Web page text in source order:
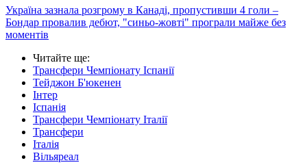
Україна зазнала розгрому в Канаді, пропустивши 4 голи –
Бондар провалив дебют, "синьо-жовті" програли майже без
моментів
Читайте ще:
Трансфери Чемпіонату Іспанії
Тейджон Б'юкенен
Інтер
Іспанія
Трансфери Чемпіонату Італії
Трансфери
Італія
Вільяреал